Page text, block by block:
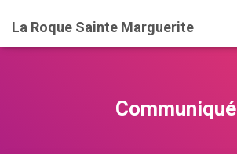
La Roque Sainte Marguerite
Communiqué